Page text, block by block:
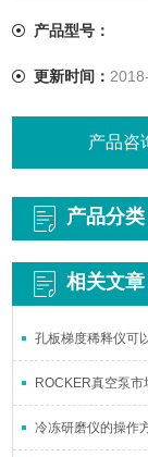
产品型号：
更新时间：
产品咨
产品分类
相关文章
孔板梯度稀释仪可
ROCKER真空泵市
冷冻研磨仪的操作